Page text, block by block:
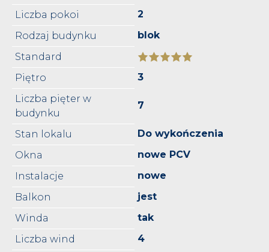
Liczba pokoi
2
Rodzaj budynku
blok
Standard
Piętro
3
Liczba pięter w
budynku
7
Stan lokalu
Do wykończenia
Okna
nowe PCV
Instalacje
nowe
Balkon
jest
Winda
tak
Liczba wind
4